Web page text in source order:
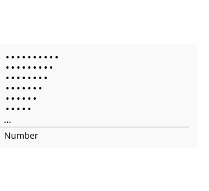
• • • • • • • • • •
• • • • • • • • •
• • • • • • • •
• • • • • • •
• • • • • •
• • • • •
...
Number